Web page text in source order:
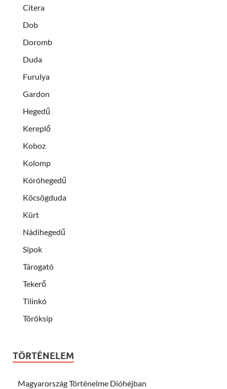
Citera
Dob
Doromb
Duda
Furulya
Gardon
Hegedű
Kereplő
Koboz
Kolomp
Kóróhegedű
Köcsögduda
Kürt
Nádihegedű
Sípok
Tárogató
Tekerő
Tilinkó
Töröksíp
TÖRTÉNELEM
Magyarország Történelme Dióhéjban